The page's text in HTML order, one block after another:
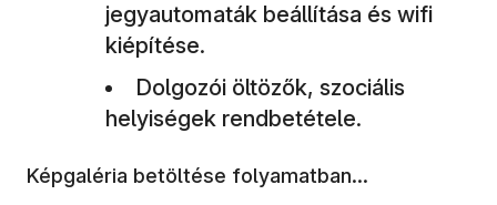
jegyautomaták beállítása és wifi
kiépítése.
Dolgozói öltözők, szociális
helyiségek rendbetétele.
Képgaléria betöltése folyamatban...